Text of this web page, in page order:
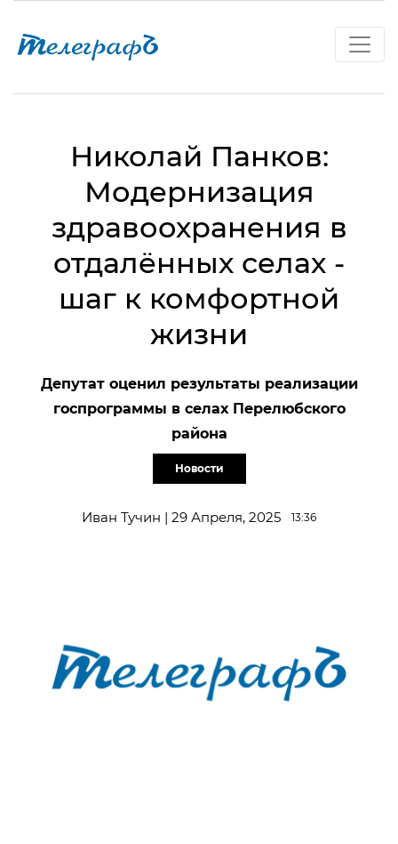
Николай Панков:
Модернизация
здравоохранения в
отдалённых селах -
шаг к комфортной
жизни
Депутат оценил результаты реализации
госпрограммы в селах Перелюбского
района
Новости
Иван Тучин | 29 Апреля, 2025 13:36